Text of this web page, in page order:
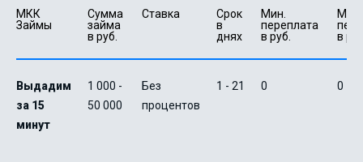
МКК
Займы
Сумма
займа
в руб.
Ставка
Срок
в
днях
Мин.
переплата
в руб.
в
Выдадим
за 15
минут
1 000 -
50 000
Без
процентов
1 - 21 0 0